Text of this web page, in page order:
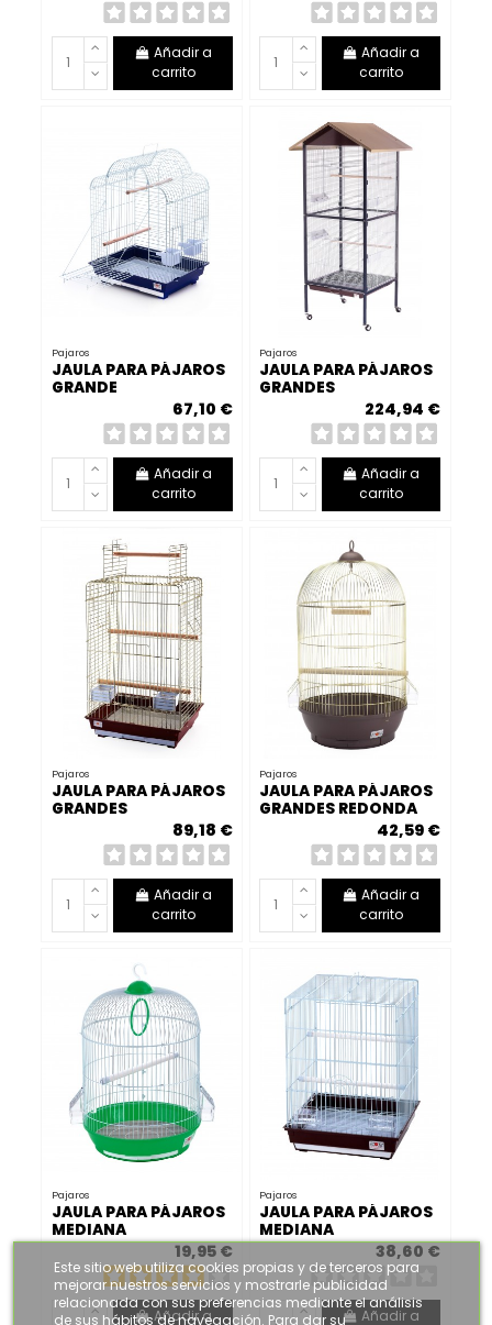
Añadir a
carrito
Añadir a
carrito
Pajaros
JAULA PARA PÁJAROS
GRANDE
67,10 €
Añadir a
carrito
Pajaros
JAULA PARA PÁJAROS
GRANDES
224,94 €
Añadir a
carrito
Pajaros
JAULA PARA PÁJAROS
GRANDES
89,18 €
Añadir a
carrito
Pajaros
JAULA PARA PÁJAROS
GRANDES REDONDA
42,59 €
Añadir a
carrito
Pajaros
JAULA PARA PÁJAROS
MEDIANA
19,95 €
Añadir a
Pajaros
JAULA PARA PÁJAROS
MEDIANA
38,60 €
Añadir a
Este sitio web utiliza cookies propias y de terceros para
mejorar nuestros servicios y mostrarle publicidad
relacionada con sus preferencias mediante el análisis
de sus hábitos de navegación. Para dar su